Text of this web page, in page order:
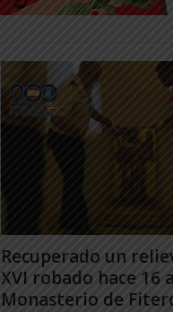
Recuperado un
XVI robado hace 16
Monasterio de